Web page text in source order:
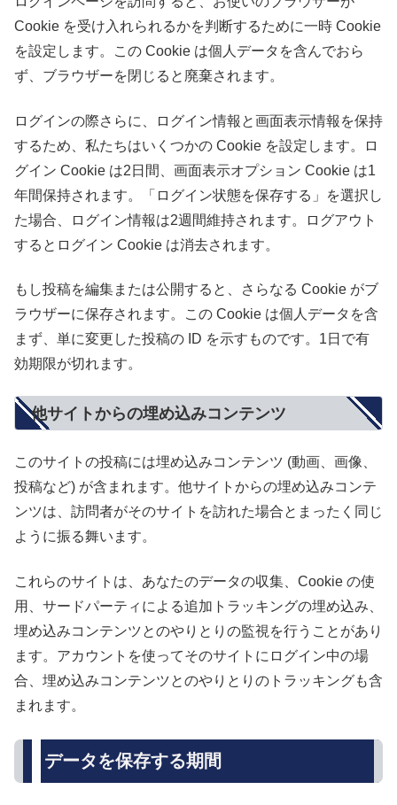
Cookie を受け入れられるかを判断するために一時 Cookie
を設定します。この Cookie は個人データを含んでおら
ず、ブラウザーを閉じると廃棄されます。
ログインの際さらに、ログイン情報と画面表示情報を保持
するため、私たちはいくつかの Cookie を設定します。ロ
グイン Cookie は2日間、画面表示オプション Cookie は1
年間保持されます。「ログイン状態を保存する」を選択し
た場合、ログイン情報は2週間維持されます。ログアウト
するとログイン Cookie は消去されます。
もし投稿を編集または公開すると、さらなる Cookie がブ
ラウザーに保存されます。この Cookie は個人データを含
まず、単に変更した投稿の ID を示すものです。1日で有
効期限が切れます。
他サイトからの埋め込みコンテンツ
このサイトの投稿には埋め込みコンテンツ (動画、画像、
投稿など) が含まれます。他サイトからの埋め込みコンテ
ンツは、訪問者がそのサイトを訪れた場合とまったく同じ
ように振る舞います。
これらのサイトは、あなたのデータの収集、Cookie の使
用、サードパーティによる追加トラッキングの埋め込み、
埋め込みコンテンツとのやりとりの監視を行うことがあり
ます。アカウントを使ってそのサイトにログイン中の場
合、埋め込みコンテンツとのやりとりのトラッキングも含
まれます。
データを保存する期間